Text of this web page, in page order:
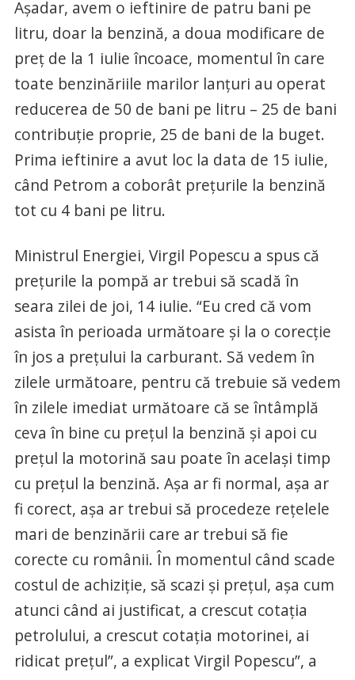
Așadar, avem o ieftinire de patru bani pe
litru, doar la benzină, a doua modificare de
preț de la 1 iulie încoace, momentul în care
toate benzinăriile marilor lanțuri au operat
reducerea de 50 de bani pe litru – 25 de bani
contribuție proprie, 25 de bani de la buget.
Prima ieftinire a avut loc la data de 15 iulie,
când Petrom a coborât prețurile la benzină
tot cu 4 bani pe litru.
Ministrul Energiei, Virgil Popescu a spus că
prețurile la pompă ar trebui să scadă în
seara zilei de joi, 14 iulie. “Eu cred că vom
asista în perioada următoare și la o corecție
în jos a prețului la carburant. Să vedem în
zilele următoare, pentru că trebuie să vedem
în zilele imediat următoare că se întâmplă
ceva în bine cu prețul la benzină și apoi cu
prețul la motorină sau poate în același timp
cu prețul la benzină. Așa ar fi normal, așa ar
fi corect, așa ar trebui să procedeze rețelele
mari de benzinării care ar trebui să fie
corecte cu românii. În momentul când scade
costul de achiziție, să scazi și prețul, așa cum
atunci când ai justificat, a crescut cotația
petrolului, a crescut cotația motorinei, ai
ridicat prețul”, a explicat Virgil Popescu”, a